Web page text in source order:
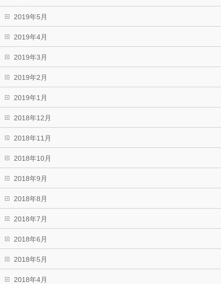
2019年5月
2019年4月
2019年3月
2019年2月
2019年1月
2018年12月
2018年11月
2018年10月
2018年9月
2018年8月
2018年7月
2018年6月
2018年5月
2018年4月